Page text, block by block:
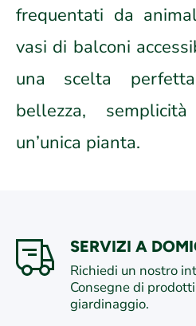
frequentati da
vasi di balconi
una scelta
bellezza,
un’unica pianta.
SERVIZI A
Richiedi un nostro
Consegne di
giardinaggio.